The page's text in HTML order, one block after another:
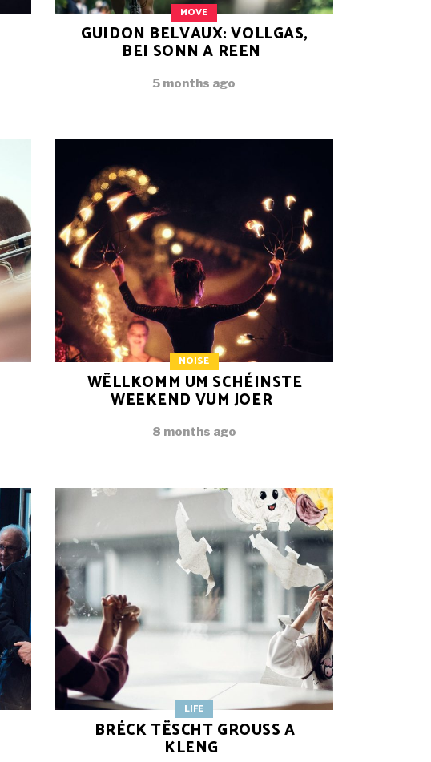
MOVE
GUIDON BELVAUX: VOLLGAS,
BEI SONN A REEN
5 months ago
NOISE
WËLLKOMM UM SCHÉINSTE
WEEKEND VUM JOER
8 months ago
LIFE
BRÉCK TËSCHT GROUSS A
KLENG